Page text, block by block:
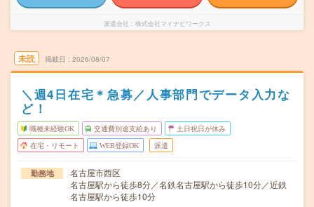
派遣会社 株式会社マイナビワークス
未読 掲載日 2026/08/07
＼週4日在宅＊急募／人事部門でデータ入力な
ど！
職種未経験OK 交通費別途支給あり 土日祝日が休み
在宅・リモート WEB登録OK 派遣
勤務地
名古屋市西区
名古屋駅から徒歩8分／名鉄名古屋駅から徒歩10分／近鉄
名古屋駅から徒歩10分